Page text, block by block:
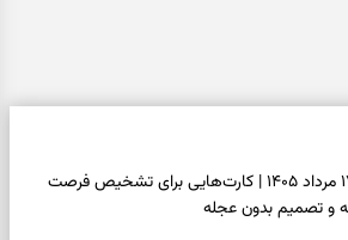
فال تاروت امروز شنبه ۱۷ مرداد ۱۴۰۵ | کارت‌هایی برای تشخیص فرصت
و تصمیم بدون عجله